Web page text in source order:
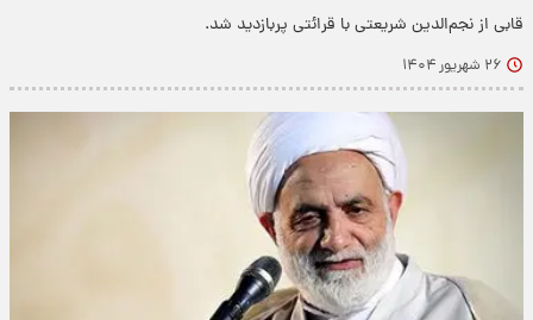
قابی از نجم‌الدین شریعتی با قرائتی پربازدید شد.
۲۶ شهریور ۱۴۰۴